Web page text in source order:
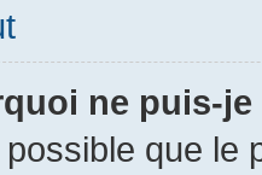
ne puis-je
possible que le